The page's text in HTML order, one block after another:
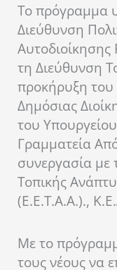
Το πρόγραμμα
Διεύθυνση
τη Διεύθυνση
προκήρυξη του
Δημόσιας
του
Γραμματεία
συνεργασία με
Τοπικής
(Ε.Ε.Τ.Α.Α.).,
Με το
τους νέους να